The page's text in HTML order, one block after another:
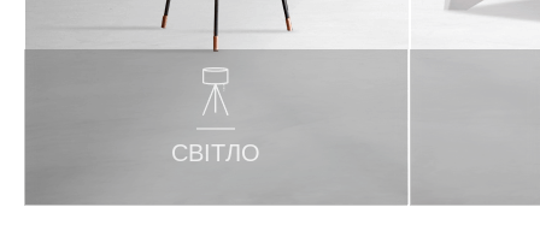
СВІТЛО